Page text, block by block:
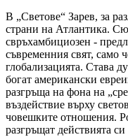
В „Светове“ Зарев, за
страни на Атлантика.
свръхамбициозен -
съвременния свят, само
глобализацията. Става
богат американски
разгръща на фона на
въздействие върху
човешките отношения.
разгръщат действията